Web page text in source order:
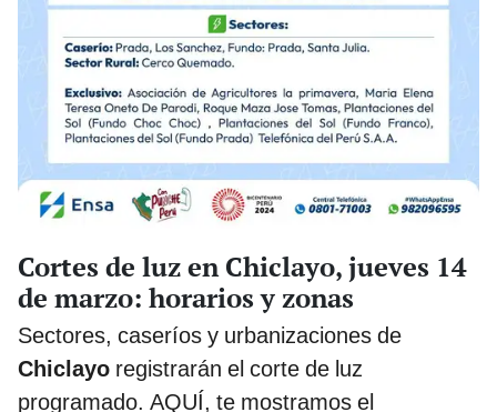
Cortes de luz en Chiclayo, jueves 14
de marzo: horarios y zonas
Sectores, caseríos y urbanizaciones de
Chiclayo registrarán el corte de luz
programado. AQUÍ, te mostramos el